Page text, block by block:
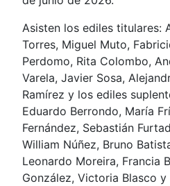
Asisten los ediles titulares:
Torres, Miguel Muto,
Perdomo, Rita Colombo,
Varela, Javier Sosa,
Ramírez y los ediles
Eduardo Berrondo, María
Fernández, Sebastián
William Núñez, Bruno
Leonardo Moreira, Francia
González, Victoria Blasco